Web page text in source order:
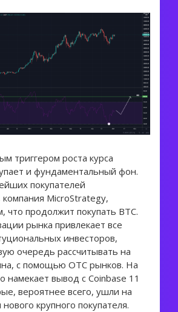
триггером роста курса
и фундаментальный фон.
покупателей
MicroStrategy,
что продолжит покупать BTC.
рынка привлекает все
инвесторов,
очередь рассчитывать на
с помощью OTC рынков. На
намекает вывод с Coinbase 11
вероятнее всего, ушли на
крупного покупателя.